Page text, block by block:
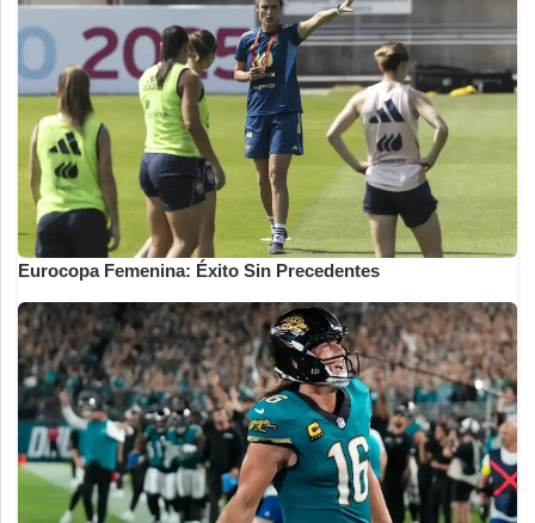
Eurocopa Femenina: Éxito Sin Precedentes